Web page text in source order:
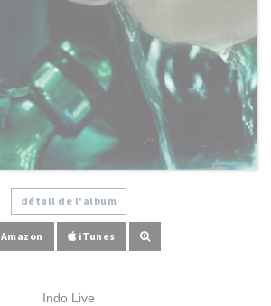
détail de l'album
Amazon iTunes
Indo Live